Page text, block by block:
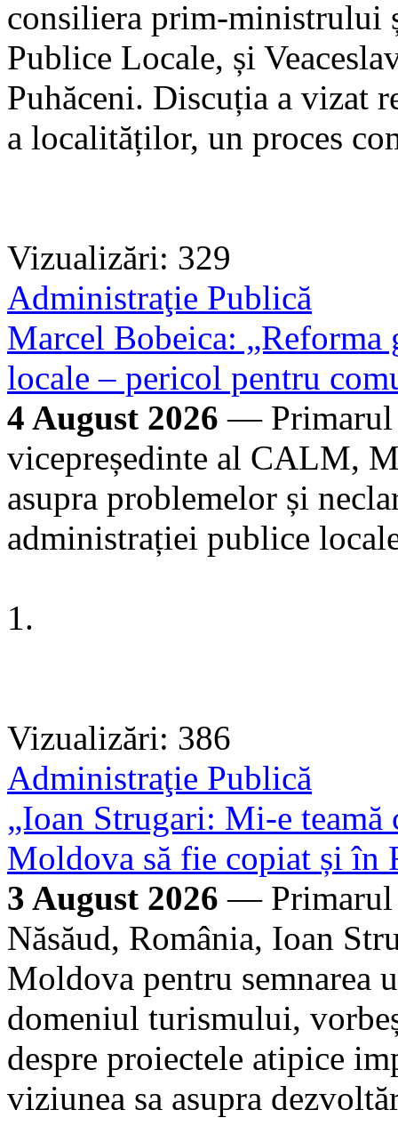
consiliera prim-ministrului
Publice Locale, și
Puhăceni. Discuția a vizat
a localităților, un proces
Vizualizări: 329
Administraţie Publică
Marcel Bobeica:
locale – pericol pentru
4 August 2026 — Primarul
vicepreședinte al CALM,
asupra problemelor și
administrației publice
1.
Vizualizări: 386
Administraţie Publică
„Ioan Strugari: Mi-e
Moldova să fie copiat și în
3 August 2026 — Primarul
Năsăud, România, Ioan
Moldova pentru semnarea
domeniul turismului,
despre proiectele atipice
viziunea sa asupra